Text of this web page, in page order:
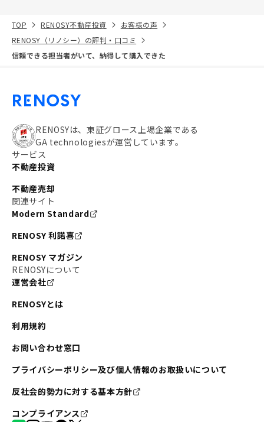
TOP RENOSY不動産投資
お客様の声
RENOSY（リノシー）の評判・口コミ
信頼できる担当者がいて、納得して購入できた
RENOSYは、東証グロース上場企業である
GA technologiesが運営しています。
サービス
不動産投資
不動産売却
関連サイト
Modern Standard
RENOSY 利諾喜
RENOSY マガジン
RENOSYについて
運営会社
RENOSYとは
利用規約
お問い合わせ窓口
プライバシーポリシー及び個人情報のお取扱いについて
反社会的勢力に対する基本方針
コンプライアンス